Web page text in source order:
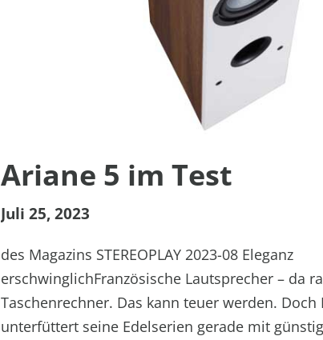
Ariane 5 im Test
Juli 25, 2023
des Magazins STEREOPLAY 2023-08 Eleganz
erschwinglichFranzösische Lautsprecher – da
Taschenrechner. Das kann teuer werden. Doch
unterfüttert seine Edelserien gerade mit